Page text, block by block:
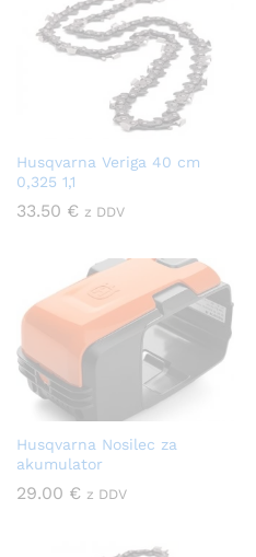
Husqvarna Veriga 40 cm
0,325 1,1
33.50 € z DDV
Husqvarna Nosilec za
akumulator
29.00 € z DDV